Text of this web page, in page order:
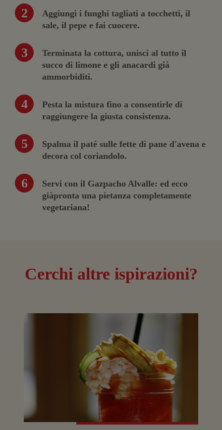
Aggiungi i funghi tagliati a tocchetti, il
sale, il pepe e fai cuocere.
Terminata la cottura, unisci al tutto il
succo di limone e gli anacardi già
ammorbiditi.
Pesta la mistura fino a consentirle di
raggiungere la giusta consistenza.
Spalma il paté sulle fette di pane d'avena e
decora col coriandolo.
Servi con il Gazpacho Alvalle: ed ecco
giàpronta una pietanza completamente
vegetariana!
Cerchi altre ispirazioni?